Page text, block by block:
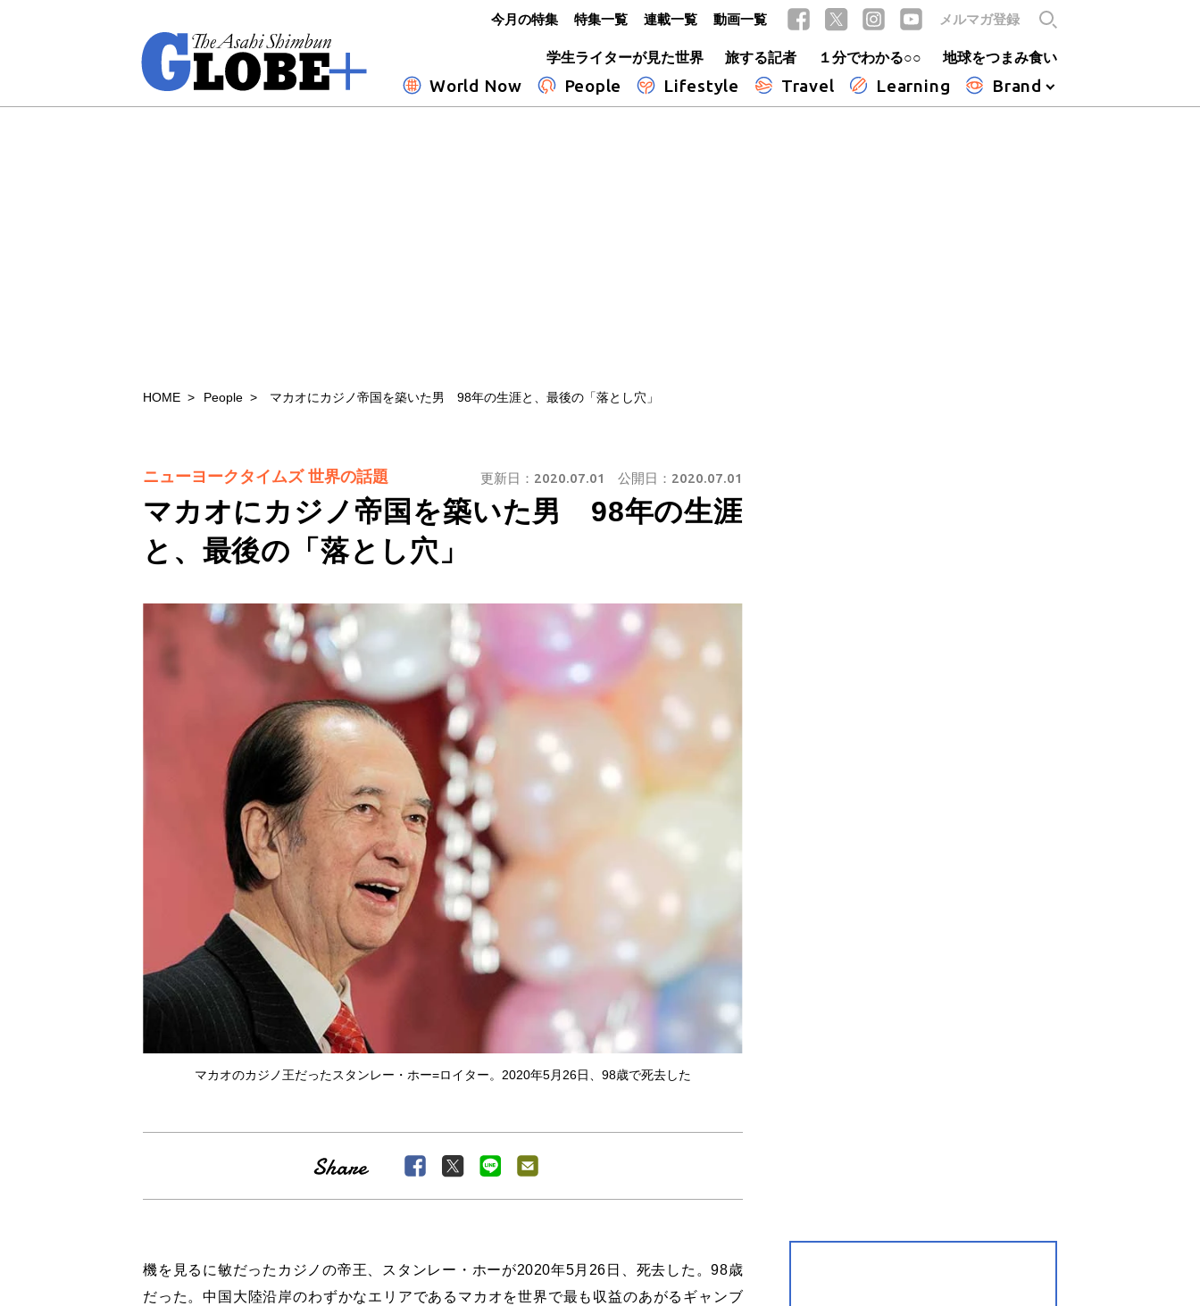
学生ライターが見た世界
旅する記者 １分でわかる○○ 地球をつまみ食い
World Now People Lifestyle Travel Learning Brand
今月の特集 特集一覧 連載一覧 動画一覧 メルマガ登録
HOME People マカオにカジノ帝国を築いた男 98年の生涯と、最後の「落とし穴」
マカオにカジノ帝国を築いた男 98年の生涯
と、最後の「落とし穴」
ニューヨークタイムズ 世界の話題 更新日： 2020.07.01 公開日： 2020.07.01
マカオのカジノ王だったスタンレー・ホー=ロイター。2020年5月26日、98歳で死去した
機を見るに敏だったカジノの帝王、スタンレー・ホーが2020年5月26日、死去した。98歳
だった。中国大陸沿岸のわずかなエリアであるマカオを世界で最も収益のあがるギャンブ